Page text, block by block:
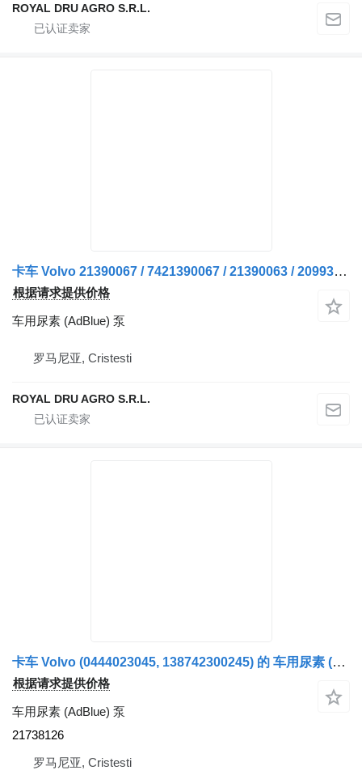
ROYAL DRU AGRO S.R.L.
卡车 Volvo 21390067 / 7421390067 / 21390063 / 20993000 / 20993001 / 20877939 的 车用尿素 (AdBlue) 泵 Pompa ADBLUE
根据请求提供价格
车用尿素 (AdBlue) 泵
罗马尼亚, Cristesti
ROYAL DRU AGRO S.R.L.
卡车 Volvo (0444023045, 138742300245) 的 车用尿素 (AdBlue) 泵 Dozator AdBlue 21738126
根据请求提供价格
车用尿素 (AdBlue) 泵
21738126
罗马尼亚, Cristesti